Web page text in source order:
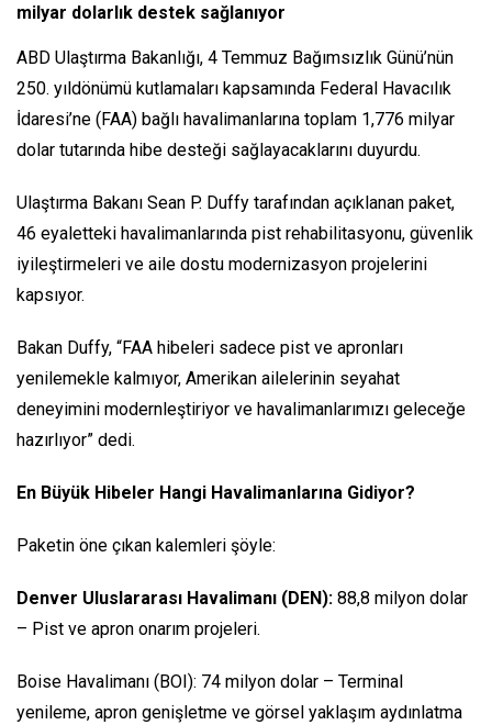
milyar dolarlık destek sağlanıyor
ABD Ulaştırma Bakanlığı, 4 Temmuz Bağımsızlık Günü’nün
250. yıldönümü kutlamaları kapsamında Federal Havacılık
İdaresi’ne (FAA) bağlı havalimanlarına toplam 1,776 milyar
dolar tutarında hibe desteği sağlayacaklarını duyurdu.
Ulaştırma Bakanı Sean P. Duffy tarafından açıklanan paket,
46 eyaletteki havalimanlarında pist rehabilitasyonu, güvenlik
iyileştirmeleri ve aile dostu modernizasyon projelerini
kapsıyor.
Bakan Duffy, “FAA hibeleri sadece pist ve apronları
yenilemekle kalmıyor, Amerikan ailelerinin seyahat
deneyimini modernleştiriyor ve havalimanlarımızı geleceğe
hazırlıyor” dedi.
En Büyük Hibeler Hangi Havalimanlarına Gidiyor?
Paketin öne çıkan kalemleri şöyle:
Denver Uluslararası Havalimanı (DEN): 88,8 milyon dolar
– Pist ve apron onarım projeleri.
Boise Havalimanı (BOI): 74 milyon dolar – Terminal
yenileme, apron genişletme ve görsel yaklaşım aydınlatma